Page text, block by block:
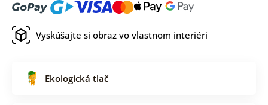
Vyskúšajte si obraz vo vlastnom interiéri
Ekologická tlač